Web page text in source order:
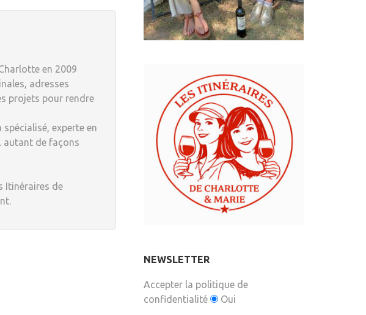
en 2009
adresses
projets pour rendre
experte en
autant de façons
Itinéraires de
NEWSLETTER
Accepter la politique de
confidentialité
Oui